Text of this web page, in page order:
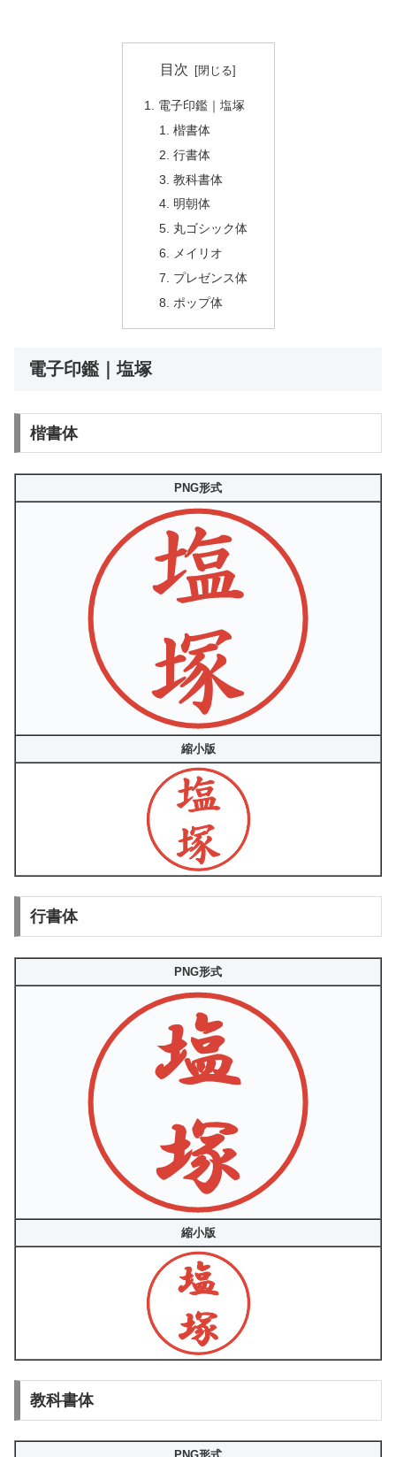
目次
電子印鑑｜塩塚
楷書体
行書体
教科書体
明朝体
丸ゴシック体
メイリオ
プレゼンス体
ポップ体
電子印鑑｜塩塚
楷書体
PNG形式
縮小版
行書体
PNG形式
縮小版
教科書体